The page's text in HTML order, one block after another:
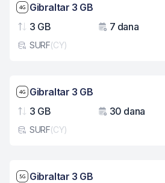
Brzina mreže: 4G
Gibraltar 3 GB
Podaci
3 GB
Važenje
7 dana
Tip eSIM kartice
SURF(CY)
Brzina mreže: 4G
Gibraltar 3 GB
Podaci
3 GB
Važenje
30 dana
Tip eSIM kartice
SURF(CY)
Brzina mreže: 5G
Gibraltar 3 GB